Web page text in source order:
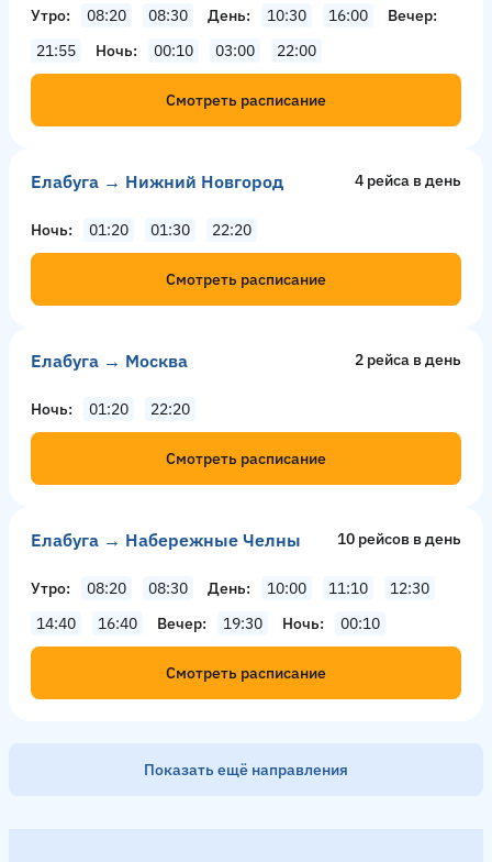
Утро 08:20 08:30 День 10:30 16:00
Вечер
21:55
Ночь 00:10 03:00 22:00
Смотреть расписание
Елабуга → Нижний Новгород 4 рейсa в день
Ночь 01:20 01:30 22:20
Смотреть расписание
Елабуга → Москва 2 рейсa в день
Ночь 01:20 22:20
Смотреть расписание
Елабуга → Набережные Челны 10 рейсов в день
Утро 08:20 08:30 День 10:00 11:10
12:30
14:40
16:40 Вечер 19:30 Ночь 00:10
Смотреть расписание
Показать ещё направления